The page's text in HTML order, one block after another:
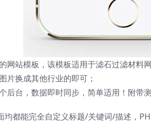
网站模板，该模板适用于滤石过滤材料
片换成其他行业的即可；
后台，数据即时同步，简单适用！附带
均都能完全自定义标题/关键词/描述，